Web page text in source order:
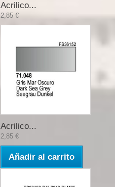
Acrilico...
2,85 €
Acrilico...
2,85 €
Añadir al carrito